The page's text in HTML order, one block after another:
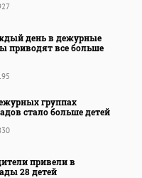
день в дежурные
приводят все больше
группах
стало больше детей
привели в
28 детей